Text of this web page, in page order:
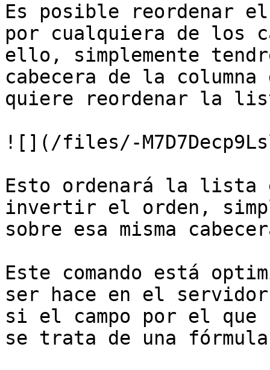
Es posible reordenar
por cualquiera de los
ello, simplemente
cabecera de la
quiere reordenar la
![](/files/-
Esto ordenará la lista
invertir el orden,
sobre esa misma
Este comando está
ser hace en el
si el campo por el
se trata de una